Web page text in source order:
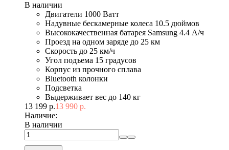
В наличии
Двигатели 1000 Ватт
Надувные бескамерные колеса 10.5 дюймов
Высококачественная батарея Samsung 4.4 А/ч
Проезд на одном заряде до 25 км
Скорость до 25 км/ч
Угол подъема 15 градусов
Корпус из прочного сплава
Bluetooth колонки
Подсветка
Выдерживает вес до 140 кг
13 199 р.13 990 р.
Наличие:
В наличии